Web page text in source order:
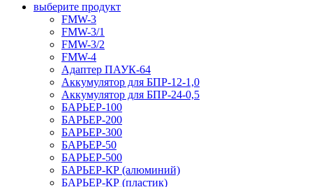
выберите продукт
FMW-3
FMW-3/1
FMW-3/2
FMW-4
Адаптер ПАУК-64
Аккумулятор для БПР-12-1,0
Аккумулятор для БПР-24-0,5
БАРЬЕР-100
БАРЬЕР-200
БАРЬЕР-300
БАРЬЕР-50
БАРЬЕР-500
БАРЬЕР-КР (алюминий)
БАРЬЕР-КР (пластик)